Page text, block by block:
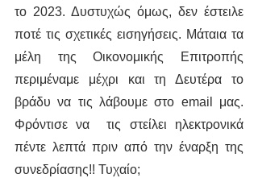
το 2023. Δυστυχώς όμως, δεν έστειλε
ποτέ τις σχετικές εισηγήσεις. Μάταια τα
μέλη της Οικονομικής Επιτροπής
περιμέναμε μέχρι και τη Δευτέρα το
βράδυ να τις λάβουμε στο email μας.
Φρόντισε να  τις στείλει ηλεκτρονικά
πέντε λεπτά πριν από την έναρξη της
συνεδρίασης!! Τυχαίο;